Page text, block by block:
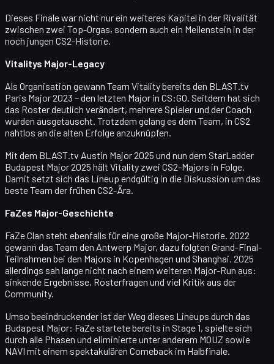
Dieses Finale war nicht nur ein weiteres Kapitel in der Rivalität
zwischen zwei Top-Orgas, sondern auch ein Meilenstein in der
noch jungen CS2-Historie.
Vitalitys Major-Legacy
Als Organisation gewann Team Vitality bereits den BLAST.tv
Paris Major 2023 – den letzten Major in CS:GO. Seitdem hat sich
das Roster deutlich verändert, mehrere Spieler und der Coach
wurden ausgetauscht. Trotzdem gelang es dem Team, in CS2
nahtlos an die alten Erfolge anzuknüpfen.
Mit dem BLAST.tv Austin Major 2025 und nun dem StarLadder
Budapest Major 2025 hält Vitality zwei CS2-Majors in Folge.
Damit setzt sich das Lineup endgültig in die Diskussion um das
beste Team der frühen CS2-Ära.
FaZes Major-Geschichte
FaZe Clan steht ebenfalls für eine große Major-Historie. 2022
gewann das Team den Antwerp Major, dazu folgten Grand-Final-
Teilnahmen bei den Majors in Kopenhagen und Shanghai. 2025
allerdings sah lange nicht nach einem weiteren Major-Run aus:
sinkende Ergebnisse, Rosterfragen und viel Kritik aus der
Community.
Umso beeindruckender ist der Weg dieses Lineups durch das
Budapest Major: FaZe startete bereits in Stage 1, spielte sich
durch alle Phasen und eliminierte unter anderem MOUZ sowie
NAVI mit einem spektakulären Comeback im Halbfinale.